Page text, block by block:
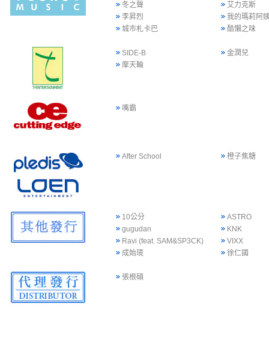
冬之聲
艾力克斯
李昇烈
我的瑪莉阿
城市札卡巴
酷懶之味
SIDE-B
金潤兒
摩天輪
嘴霸
After School 橙子焦糖
10公分
ASTRO
gugudan
KNK
Ravi (feat. SAM&SP3CK)
VIXX
成始璄
徐仁國
張根碩